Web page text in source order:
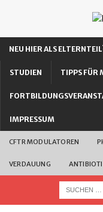
NEU HIER ALS
STUDIEN TIPPS FÜR
IMPRESSUM
CFTR MODULATOREN
VERDAUUNG